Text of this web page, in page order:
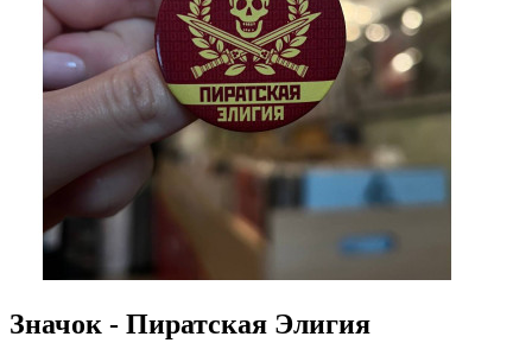
Значок - Пиратская Элигия